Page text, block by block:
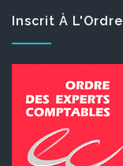
Inscrit À L'Ordre